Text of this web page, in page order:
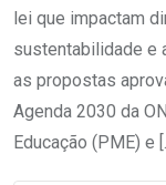
lei que impactam
sustentabilidade e
as propostas
Agenda 2030 da
Educação (PME) e